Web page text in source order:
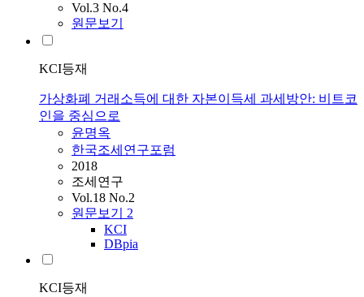
Vol.3 No.4
원문보기
KCI등재
가상화폐 거래소득에 대한 자본이득세 과세방안: 비트코
인을 중심으로
윤명옥
한국조세연구포럼
2018
조세연구
Vol.18 No.2
원문보기 2
KCI
DBpia
KCI등재